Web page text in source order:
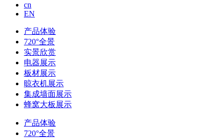
cn
EN
产品体验
720°全景
实景欣赏
电器展示
板材展示
晾衣机展示
集成墙面展示
蜂窝大板展示
产品体验
720°全景